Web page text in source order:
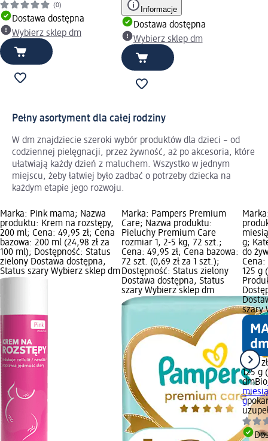
(0)
Dostawa dostępna
Wybierz sklep dm
Informacje
Dostawa dostępna
Wybierz sklep dm
Pełny asortyment dla całej rodziny
W dm znajdziecie szeroki wybór produktów dla dzieci – od
codziennej pielęgnacji, przez żywność, aż po akcesoria, które
ułatwiają każdy dzień z maluchem. Wszystko w jednym
miejscu, żeby łatwiej było zadbać o potrzeby dziecka na
każdym etapie jego rozwoju.
Marka: Pink mama; Nazwa
produktu: Krem na rozstępy,
200 ml; Cena: 49,95 zł; Cena
bazowa: 200 ml (24,98 zł za
100 ml); Dostępność: Status
zielony Dostawa dostępna,
Status szary Wybierz sklep dm
Marka: Pampers Premium
Care; Nazwa produktu:
Pieluchy Premium Care
rozmiar 1, 2-5 kg, 72 szt.;
Cena: 49,95 zł; Cena bazowa:
72 szt. (0,69 zł za 1 szt.);
Dostępność: Status zielony
Dostawa dostępna, Status
szary Wybierz sklep dm
g;
do
Cena:
125 g
szary
3,25 zł
125 g
dmBio
g